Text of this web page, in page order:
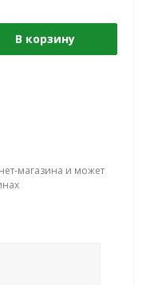
В корзину
магазина и может